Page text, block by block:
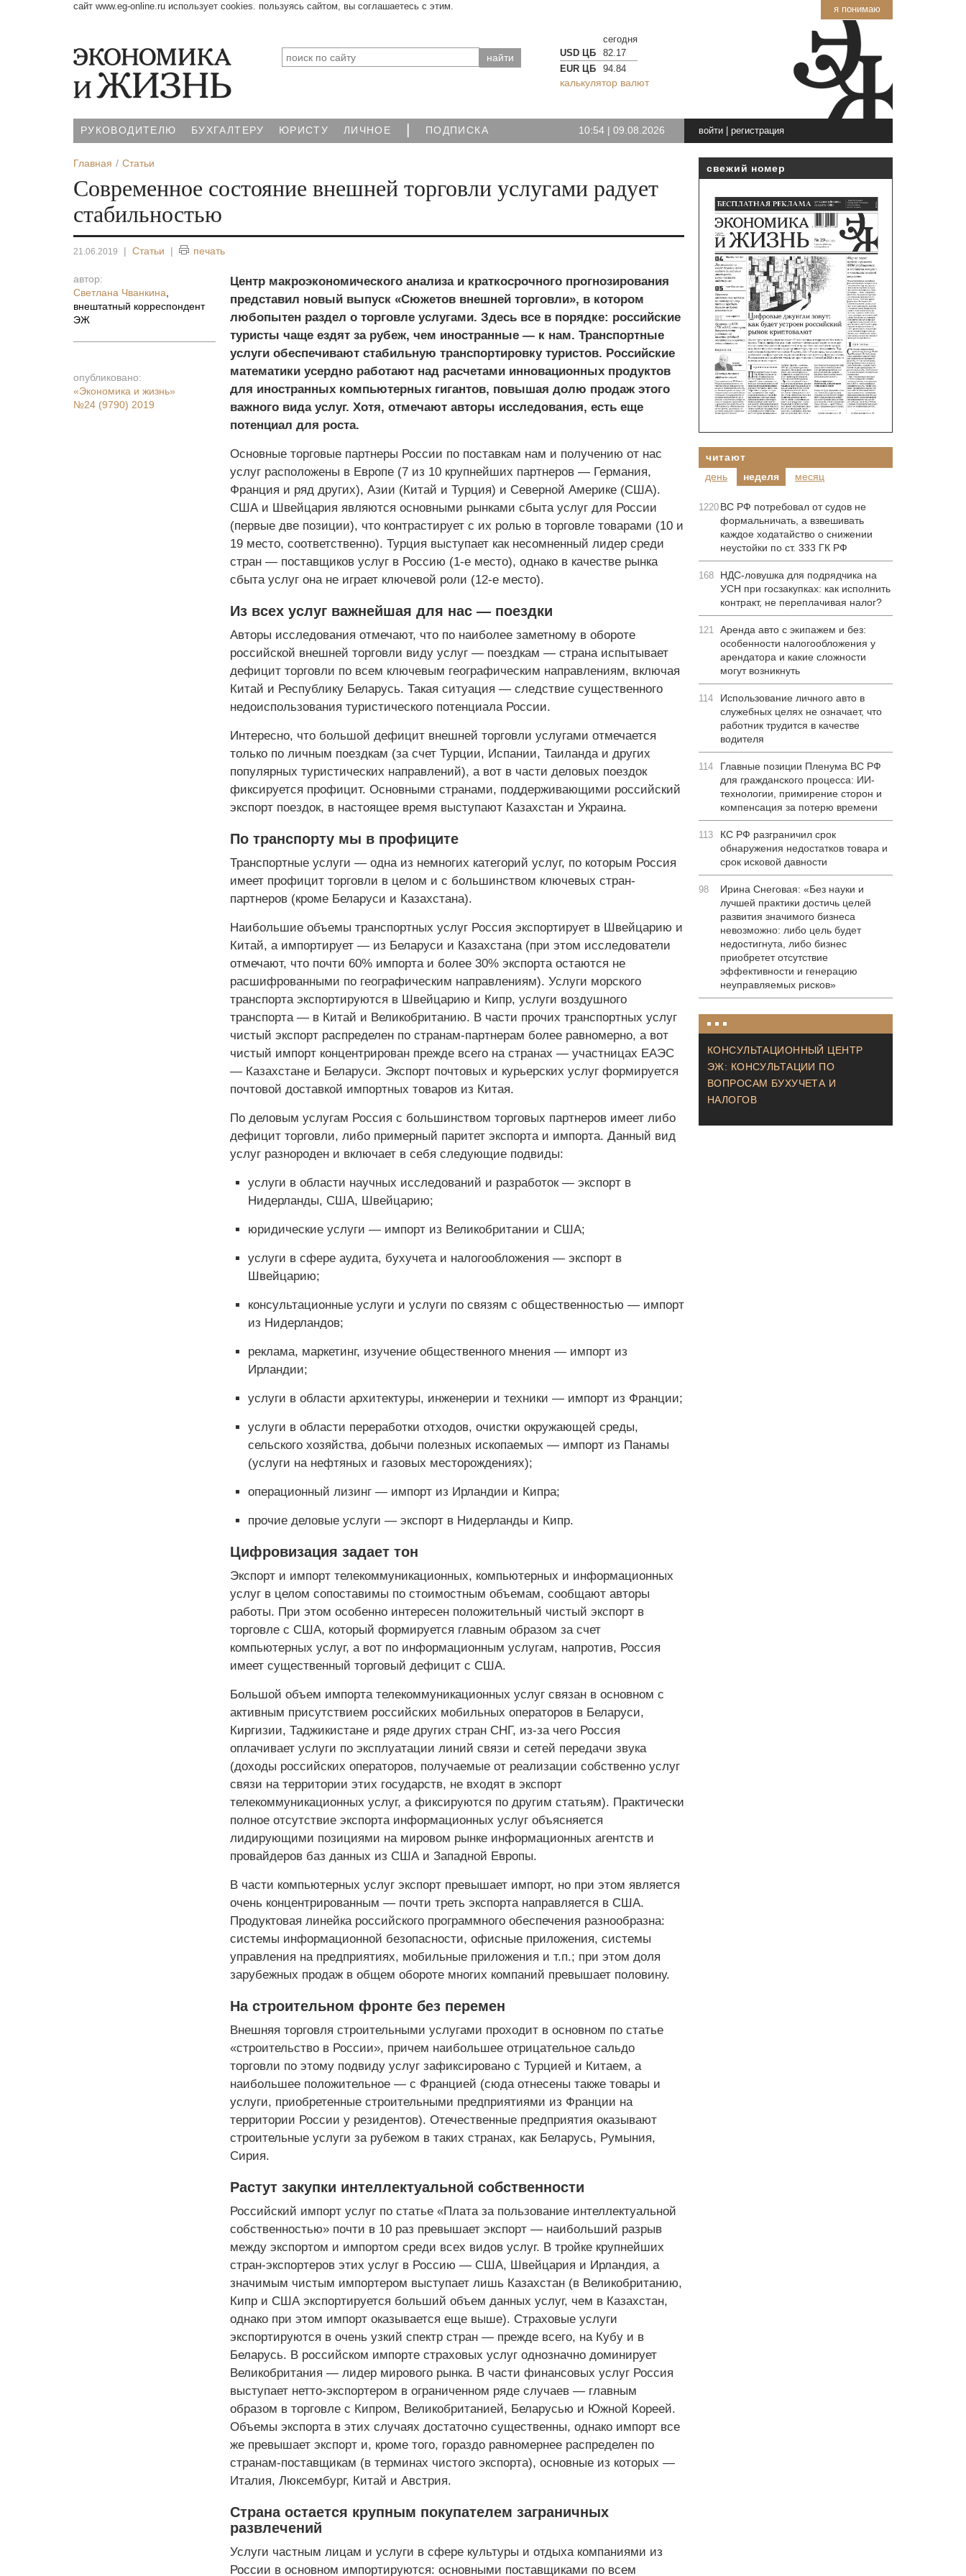
я понимаю
сайт www.eg-online.ru использует cookies. пользуясь сайтом, вы соглашаетесь с этим.
сегодня
USD ЦБ
82.17
EUR ЦБ
94.84
калькулятор валют
РУКОВОДИТЕЛЮ БУХГАЛТЕРУ ЮРИСТУ ЛИЧНОЕ | ПОДПИСКА 10:54 | 09.08.2026 войти| регистрация
Главная Статьи
Современное состояние внешней торговли услугами радует
стабильностью
21.06.2019 | Статьи | печать
автор:
Светлана Чванкина
внештатный корреспондент
ЭЖ
опубликовано:
«Экономика и жизнь»
№24 (9790) 2019
Центр макроэкономического анализа и краткосрочного прогнозирования
представил новый выпуск «Сюжетов внешней торговли», в котором
любопытен раздел о торговле услугами. Здесь все в порядке: российские
туристы чаще ездят за рубеж, чем иностранные — к нам. Транспортные
услуги обеспечивают стабильную транспортировку туристов. Российские
математики усердно работают над расчетами инновационных продуктов
для иностранных компьютерных гигантов, повышая долю продаж этого
важного вида услуг. Хотя, отмечают авторы исследования, есть еще
потенциал для роста.
Основные торговые партнеры России по поставкам нам и получению от нас
услуг расположены в Европе (7 из 10 крупнейших партнеров — Германия,
Франция и ряд других), Азии (Китай и Турция) и Северной Америке (США).
США и Швейцария являются основными рынками сбыта услуг для России
(первые две позиции), что контрастирует с их ролью в торговле товарами (10 и
19 место, соответственно). Турция выступает как несомненный лидер среди
стран — поставщиков услуг в Россию (1-е место), однако в качестве рынка
сбыта услуг она не играет ключевой роли (12-е место).
Из всех услуг важнейшая для нас — поездки
Авторы исследования отмечают, что по наиболее заметному в обороте
российской внешней торговли виду услуг — поездкам — страна испытывает
дефицит торговли по всем ключевым географическим направлениям, включая
Китай и Республику Беларусь. Такая ситуация — следствие существенного
недоиспользования туристического потенциала России.
Интересно, что большой дефицит внешней торговли услугами отмечается
только по личным поездкам (за счет Турции, Испании, Таиланда и других
популярных туристических направлений), а вот в части деловых поездок
фиксируется профицит. Основными странами, поддерживающими российский
экспорт поездок, в настоящее время выступают Казахстан и Украина.
По транспорту мы в профиците
Транспортные услуги — одна из немногих категорий услуг, по которым Россия
имеет профицит торговли в целом и с большинством ключевых стран-
партнеров (кроме Беларуси и Казахстана).
Наибольшие объемы транспортных услуг Россия экспортирует в Швейцарию и
Китай, а импортирует — из Беларуси и Казахстана (при этом исследователи
отмечают, что почти 60% импорта и более 30% экспорта остаются не
расшифрованными по географическим направлениям). Услуги морского
транспорта экспортируются в Швейцарию и Кипр, услуги воздушного
транспорта — в Китай и Великобританию. В части прочих транспортных услуг
чистый экспорт распределен по странам-партнерам более равномерно, а вот
чистый импорт концентрирован прежде всего на странах — участницах ЕАЭС
— Казахстане и Беларуси. Экспорт почтовых и курьерских услуг формируется
почтовой доставкой импортных товаров из Китая.
По деловым услугам Россия с большинством торговых партнеров имеет либо
дефицит торговли, либо примерный паритет экспорта и импорта. Данный вид
услуг разнороден и включает в себя следующие подвиды:
услуги в области научных исследований и разработок — экспорт в
Нидерланды, США, Швейцарию;
юридические услуги — импорт из Великобритании и США;
услуги в сфере аудита, бухучета и налогообложения — экспорт в
Швейцарию;
консультационные услуги и услуги по связям с общественностью — импорт
из Нидерландов;
реклама, маркетинг, изучение общественного мнения — импорт из
Ирландии;
услуги в области архитектуры, инженерии и техники — импорт из Франции;
услуги в области переработки отходов, очистки окружающей среды,
сельского хозяйства, добычи полезных ископаемых — импорт из Панамы
(услуги на нефтяных и газовых месторождениях);
операционный лизинг — импорт из Ирландии и Кипра;
прочие деловые услуги — экспорт в Нидерланды и Кипр.
Цифровизация задает тон
Экспорт и импорт телекоммуникационных, компьютерных и информационных
услуг в целом сопоставимы по стоимостным объемам, сообщают авторы
работы. При этом особенно интересен положительный чистый экспорт в
торговле с США, который формируется главным образом за счет
компьютерных услуг, а вот по информационным услугам, напротив, Россия
имеет существенный торговый дефицит с США.
Большой объем импорта телекоммуникационных услуг связан в основном с
активным присутствием российских мобильных операторов в Беларуси,
Киргизии, Таджикистане и ряде других стран СНГ, из-за чего Россия
оплачивает услуги по эксплуатации линий связи и сетей передачи звука
(доходы российских операторов, получаемые от реализации собственно услуг
связи на территории этих государств, не входят в экспорт
телекоммуникационных услуг, а фиксируются по другим статьям). Практически
полное отсутствие экспорта информационных услуг объясняется
лидирующими позициями на мировом рынке информационных агентств и
провайдеров баз данных из США и Западной Европы.
В части компьютерных услуг экспорт превышает импорт, но при этом является
очень концентрированным — почти треть экспорта направляется в США.
Продуктовая линейка российского программного обеспечения разнообразна:
системы информационной безопасности, офисные приложения, системы
управления на предприятиях, мобильные приложения и т.п.; при этом доля
зарубежных продаж в общем обороте многих компаний превышает половину.
На строительном фронте без перемен
Внешняя торговля строительными услугами проходит в основном по статье
«строительство в России», причем наибольшее отрицательное сальдо
торговли по этому подвиду услуг зафиксировано с Турцией и Китаем, а
наибольшее положительное — с Францией (сюда отнесены также товары и
услуги, приобретенные строительными предприятиями из Франции на
территории России у резидентов). Отечественные предприятия оказывают
строительные услуги за рубежом в таких странах, как Беларусь, Румыния,
Сирия.
Растут закупки интеллектуальной собственности
Российский импорт услуг по статье «Плата за пользование интеллектуальной
собственностью» почти в 10 раз превышает экспорт — наибольший разрыв
между экспортом и импортом среди всех видов услуг. В тройке крупнейших
стран-экспортеров этих услуг в Россию — США, Швейцария и Ирландия, а
значимым чистым импортером выступает лишь Казахстан (в Великобританию,
Кипр и США экспортируется больший объем данных услуг, чем в Казахстан,
однако при этом импорт оказывается еще выше). Страховые услуги
экспортируются в очень узкий спектр стран — прежде всего, на Кубу и в
Беларусь. В российском импорте страховых услуг однозначно доминирует
Великобритания — лидер мирового рынка. В части финансовых услуг Россия
выступает нетто-экспортером в ограниченном ряде случаев — главным
образом в торговле с Кипром, Великобританией, Беларусью и Южной Кореей.
Объемы экспорта в этих случаях достаточно существенны, однако импорт все
же превышает экспорт и, кроме того, гораздо равномернее распределен по
странам-поставщикам (в терминах чистого экспорта), основные из которых —
Италия, Люксембург, Китай и Австрия.
Страна остается крупным покупателем заграничных
развлечений
Услуги частным лицам и услуги в сфере культуры и отдыха компаниями из
России в основном импортируются: основными поставщиками по всем
свежий номер
читают
день
неделя месяц
1220 ВС РФ потребовал от судов не
формальничать, а взвешивать
каждое ходатайство о снижении
неустойки по ст. 333 ГК РФ
168
НДС-ловушка для подрядчика на
УСН при госзакупках: как исполнить
контракт, не переплачивая налог?
121 Аренда авто с экипажем и без:
особенности налогообложения у
арендатора и какие сложности
могут возникнуть
114
Использование личного авто в
служебных целях не означает, что
работник трудится в качестве
водителя
114
Главные позиции Пленума ВС РФ
для гражданского процесса: ИИ-
технологии, примирение сторон и
компенсация за потерю времени
113
КС РФ разграничил срок
обнаружения недостатков товара и
срок исковой давности
98
Ирина Снеговая: «Без науки и
лучшей практики достичь целей
развития значимого бизнеса
невозможно: либо цель будет
недостигнута, либо бизнес
приобретет отсутствие
эффективности и генерацию
неуправляемых рисков»
КОНСУЛЬТАЦИОННЫЙ ЦЕНТР
ЭЖ: КОНСУЛЬТАЦИИ ПО
ВОПРОСАМ БУХУЧЕТА И
НАЛОГОВ